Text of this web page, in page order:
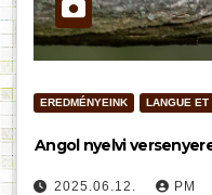
EREDMÉNYEINK LANGUE ET
Angol nyelvi
2025.06.12. PM